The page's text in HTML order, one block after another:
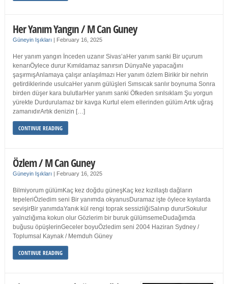
Her Yanım Yangın / M Can Guney
Güneyin Işıkları | February 16, 2025
Her yanım yangın İnceden uzanır Sivas’aHer yanım sanki Bir uçurum
kenarıÖylece durur Kımıldamaz sanırsın DünyaNe yapacağını
şaşırmışAnlamaya çalışır anlaşılmazı Her yanım özlem Birikir bir nehrin
getirdiklerinde usulcaHer yanım gülüşleri Sımsıcak sarılır boynuma Sonra
birden düşer kara bulutlarHer yanım sanki Öfkeden sırılsıklam Şu yorgun
yürekte Durdurulamaz bir kavga Kurtul elem ellerinden gülüm Artık uğraş
zamanıdırArtık denizin […]
CONTINUE READING
Özlem / M Can Guney
Güneyin Işıkları | February 16, 2025
Bilmiyorum gülümKaç kez doğdu güneşKaç kez kızıllaştı dağların
tepeleriÖzledim seni Bir yanımda okyanusDuramaz işte öylece kıyılarda
sevişirBir yanımdaYanık kül rengi toprak sessizliğiSalınıp dururSokulur
yalnızlığıma kokun olur Gözlerim bir buruk gülümsemeDudağımda
buğusu öpüşlerinGeceler boyuÖzledim seni 2004 Haziran Sydney /
Toplumsal Kaynak / Memduh Güney
CONTINUE READING